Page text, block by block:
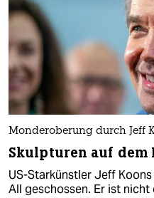
Monderoberung durch Jeff
Skulpturen auf dem
US-Starkünstler Jeff
All geschossen. Er ist